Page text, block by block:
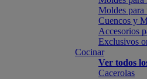
Moldes para
Cuencos y
Accesorios
Exclusivos
Cocinar
Ver todos
Cacerolas